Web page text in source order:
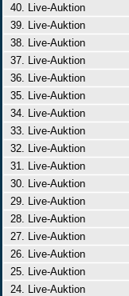
40. Live-Auktion
39. Live-Auktion
38. Live-Auktion
37. Live-Auktion
36. Live-Auktion
35. Live-Auktion
34. Live-Auktion
33. Live-Auktion
32. Live-Auktion
31. Live-Auktion
30. Live-Auktion
29. Live-Auktion
28. Live-Auktion
27. Live-Auktion
26. Live-Auktion
25. Live-Auktion
24. Live-Auktion